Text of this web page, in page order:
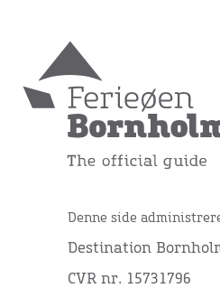
Denne side
Destination
CVR nr. 15731796